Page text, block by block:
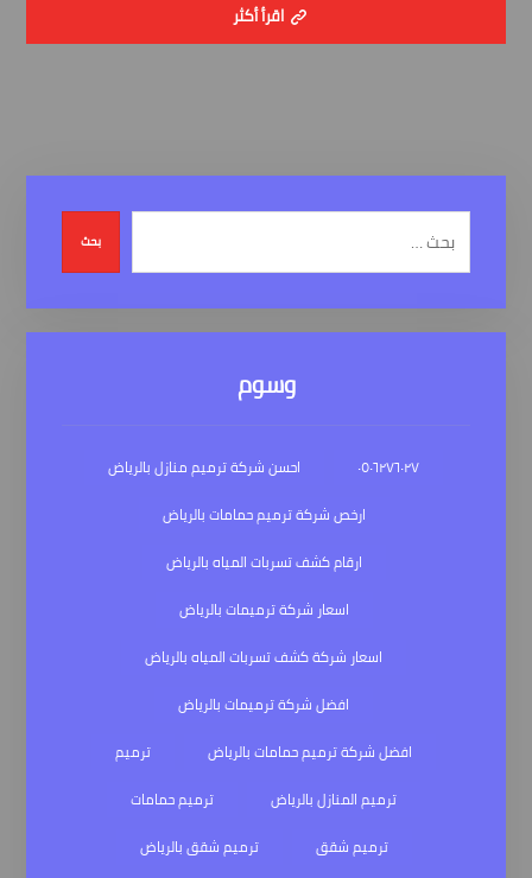
اقرأ أكثر
بحث
وسوم
٠٥٠٦٢٧٦٠٢٧
احسن شركة ترميم منازل بالرياض
ارخص شركة ترميم حمامات بالرياض
ارقام كشف تسربات المياه بالرياض
اسعار شركة ترميمات بالرياض
اسعار شركة كشف تسربات المياه بالرياض
افضل شركة ترميمات بالرياض
افضل شركة ترميم حمامات بالرياض
ترميم
ترميم المنازل بالرياض
ترميم حمامات
ترميم شقق
ترميم شقق بالرياض